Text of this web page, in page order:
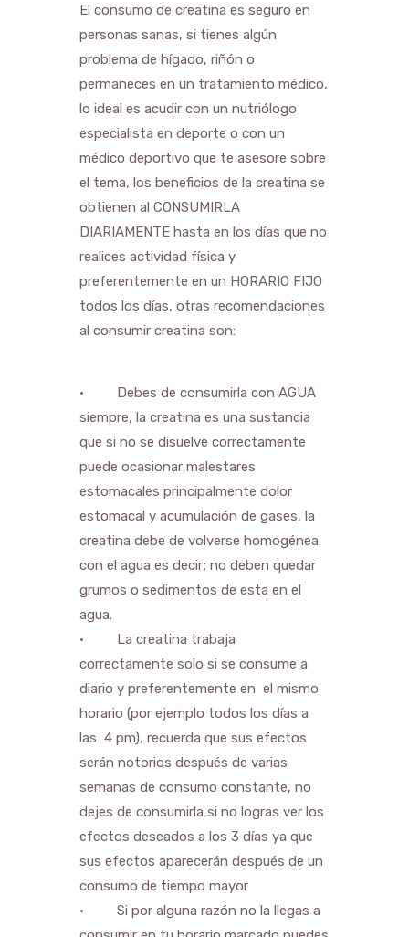
El consumo de creatina es seguro en
personas sanas, si tienes algún
problema de hígado, riñón o
permaneces en un tratamiento médico,
lo ideal es acudir con un nutriólogo
especialista en deporte o con un
médico deportivo que te asesore sobre
el tema, los beneficios de la creatina se
obtienen al CONSUMIRLA
DIARIAMENTE hasta en los días que no
realices actividad física y
preferentemente en un HORARIO FIJO
todos los días, otras recomendaciones
al consumir creatina son:
• Debes de consumirla con AGUA
siempre, la creatina es una sustancia
que si no se disuelve correctamente
puede ocasionar malestares
estomacales principalmente dolor
estomacal y acumulación de gases, la
creatina debe de volverse homogénea
con el agua es decir; no deben quedar
grumos o sedimentos de esta en el
agua.
• La creatina trabaja
correctamente solo si se consume a
diario y preferentemente en el mismo
horario (por ejemplo todos los días a
las 4 pm), recuerda que sus efectos
serán notorios después de varias
semanas de consumo constante, no
dejes de consumirla si no logras ver los
efectos deseados a los 3 días ya que
sus efectos aparecerán después de un
consumo de tiempo mayor
• Si por alguna razón no la llegas a